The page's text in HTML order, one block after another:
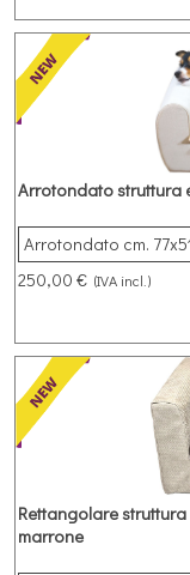
Arrotondato struttura
250,00 € (IVA incl.)
Rettangolare
marrone